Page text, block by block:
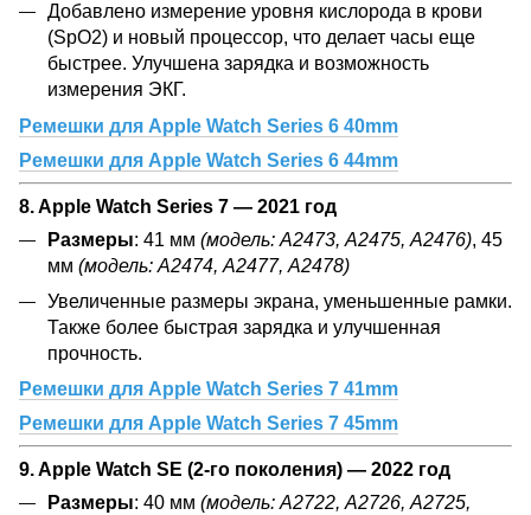
Добавлено измерение уровня кислорода в крови
(SpO2) и новый процессор, что делает часы еще
быстрее. Улучшена зарядка и возможность
измерения ЭКГ.
Ремешки для Apple Watch Series 6 40mm
Ремешки для Apple Watch Series 6 44mm
8. Apple Watch Series 7 — 2021 год
Размеры: 41 мм (модель: А2473, А2475, А2476), 45
мм (модель: А2474, А2477, А2478)
Увеличенные размеры экрана, уменьшенные рамки.
Также более быстрая зарядка и улучшенная
прочность.
Ремешки для Apple Watch Series 7 41mm
Ремешки для Apple Watch Series 7 45mm
9. Apple Watch SE (2-го поколения) — 2022 год
Размеры: 40 мм (модель: А2722, А2726, А2725,